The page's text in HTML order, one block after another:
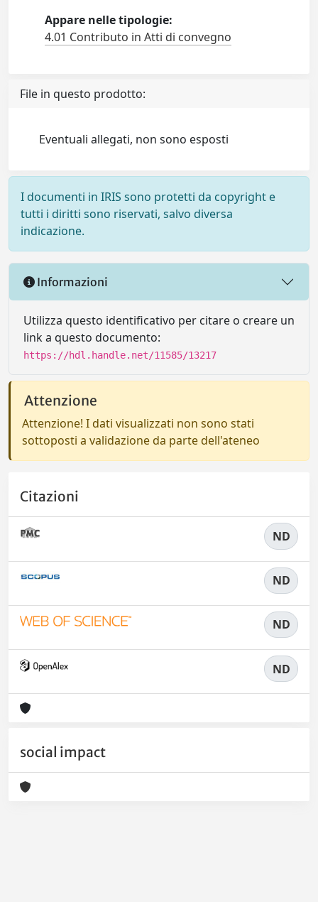
Appare nelle tipologie:
4.01 Contributo in Atti di convegno
File in questo prodotto:
Eventuali allegati, non sono esposti
I documenti in IRIS sono protetti da copyright e
tutti i diritti sono riservati, salvo diversa
indicazione.
Informazioni
Utilizza questo identificativo per citare o creare un
link a questo documento:
https://hdl.handle.net/11585/13217
Attenzione
Attenzione! I dati visualizzati non sono stati
sottoposti a validazione da parte dell'ateneo
Citazioni
ND
ND
ND
ND
social impact